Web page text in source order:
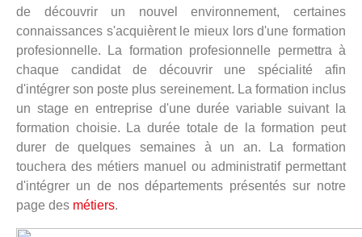
de découvrir un nouvel environnement, certaines
connaissances s'acquièrent le mieux lors d'une formation
profesionnelle. La formation profesionnelle permettra à
chaque candidat de découvrir une spécialité afin
d'intégrer son poste plus sereinement. La formation inclus
un stage en entreprise d'une durée variable suivant la
formation choisie. La durée totale de la formation peut
durer de quelques semaines à un an. La formation
touchera des métiers manuel ou administratif permettant
d'intégrer un de nos départements présentés sur notre
page des métiers.